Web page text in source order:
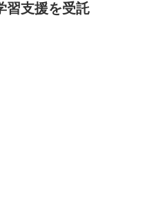
習支援を受託